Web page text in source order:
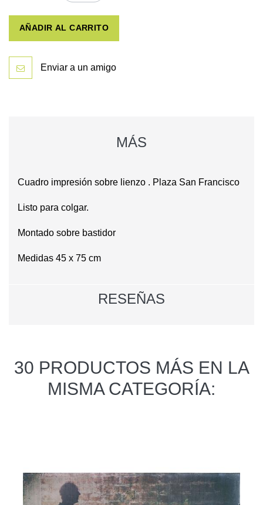
AÑADIR AL CARRITO
Enviar a un amigo
MÁS
Cuadro impresión sobre lienzo . Plaza San Francisco
Listo para colgar.
Montado sobre bastidor
Medidas 45 x 75 cm
RESEÑAS
30 PRODUCTOS MÁS EN LA
MISMA CATEGORÍA: